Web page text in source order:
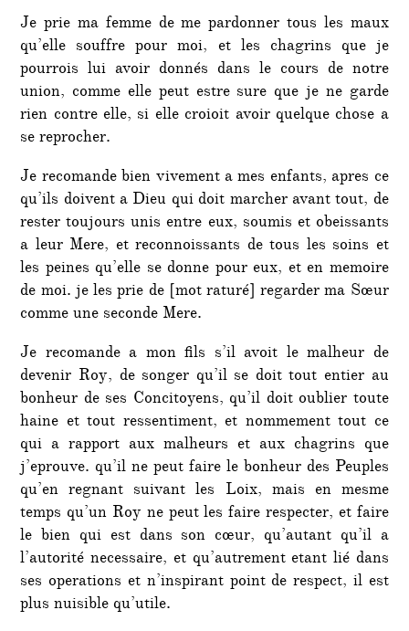
Je prie ma femme de me pardonner tous les maux
qu’elle souffre pour moi, et les chagrins que je
pourrois lui avoir donnés dans le cours de notre
union, comme elle peut estre sure que je ne garde
rien contre elle, si elle croioit avoir quelque chose a
se reprocher.
Je recomande bien vivement a mes enfants, apres ce
qu’ils doivent a Dieu qui doit marcher avant tout, de
rester toujours unis entre eux, soumis et obeissants
a leur Mere, et reconnoissants de tous les soins et
les peines qu’elle se donne pour eux, et en memoire
de moi. je les prie de [mot raturé] regarder ma Sœur
comme une seconde Mere.
Je recomande a mon fils s’il avoit le malheur de
devenir Roy, de songer qu’il se doit tout entier au
bonheur de ses Concitoyens, qu’il doit oublier toute
haine et tout ressentiment, et nommement tout ce
qui a rapport aux malheurs et aux chagrins que
j’eprouve. qu’il ne peut faire le bonheur des Peuples
qu’en regnant suivant les Loix, mais en mesme
temps qu’un Roy ne peut les faire respecter, et faire
le bien qui est dans son cœur, qu’autant qu’il a
l’autorité necessaire, et qu’autrement etant lié dans
ses operations et n’inspirant point de respect, il est
plus nuisible qu’utile.